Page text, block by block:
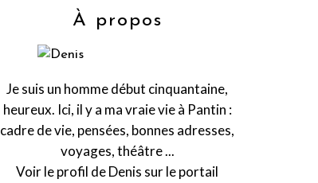
À propos
Je suis un homme début cinquantaine,
heureux. Ici, il y a ma vraie vie à Pantin :
cadre de vie, pensées, bonnes adresses,
voyages, théâtre ...
Voir le profil deDenis sur le portail